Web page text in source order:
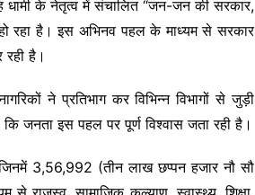
धामी के नेतृत्व में संचालित “जन-जन की सरकार,
रहा है। इस अभिनव पहल के माध्यम से सरकार
है।
ने प्रतिभाग कर विभिन्न विभागों से जुड़ी
जनता इस पहल पर पूर्ण विश्वास जता रही है।
3,56,992 (तीन लाख छप्पन हजार नौ सौ